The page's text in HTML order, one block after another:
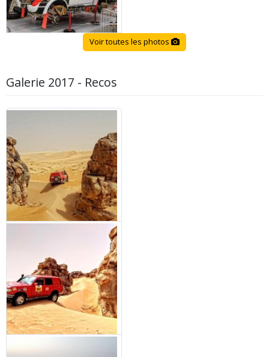
Voir toutes les photos
Galerie 2017 - Recos